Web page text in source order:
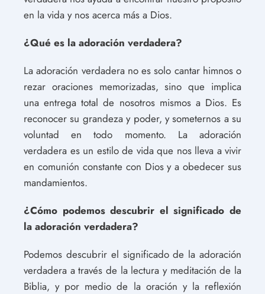
en la vida y nos acerca más a Dios.
¿Qué es la adoración verdadera?
La adoración verdadera no es solo cantar himnos o
rezar oraciones memorizadas, sino que implica
una entrega total de nosotros mismos a Dios. Es
reconocer su grandeza y poder, y someternos a su
voluntad en todo momento. La adoración
verdadera es un estilo de vida que nos lleva a vivir
en comunión constante con Dios y a obedecer sus
mandamientos.
¿Cómo podemos descubrir el significado de
la adoración verdadera?
Podemos descubrir el significado de la adoración
verdadera a través de la lectura y meditación de la
Biblia, y por medio de la oración y la reflexión